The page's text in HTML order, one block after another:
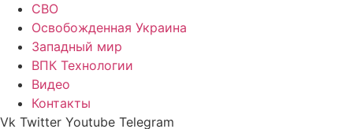
СВО
Освобожденная Украина
Западный мир
ВПК Технологии
Видео
Контакты
Vk Twitter Youtube Telegram